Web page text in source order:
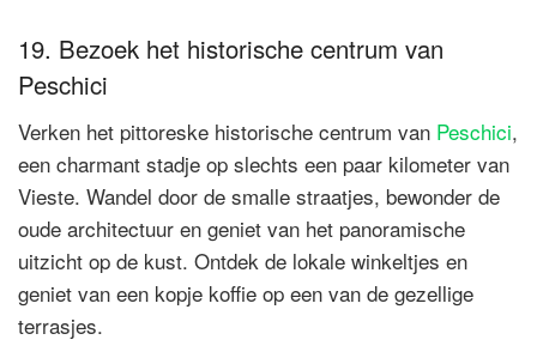
19. Bezoek het historische centrum van
Peschici
Verken het pittoreske historische centrum van Peschici,
een charmant stadje op slechts een paar kilometer van
Vieste. Wandel door de smalle straatjes, bewonder de
oude architectuur en geniet van het panoramische
uitzicht op de kust. Ontdek de lokale winkeltjes en
geniet van een kopje koffie op een van de gezellige
terrasjes.